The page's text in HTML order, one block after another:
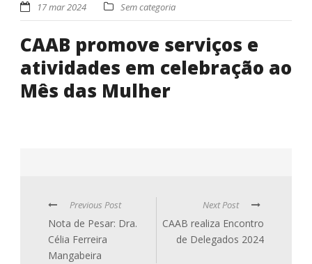
17 mar 2024 Sem categoria
CAAB promove serviços e
atividades em celebração ao
Mês das Mulher
Previous Post
Nota de Pesar: Dra.
Célia Ferreira
Mangabeira
Next Post
CAAB realiza Encontro
de Delegados 2024